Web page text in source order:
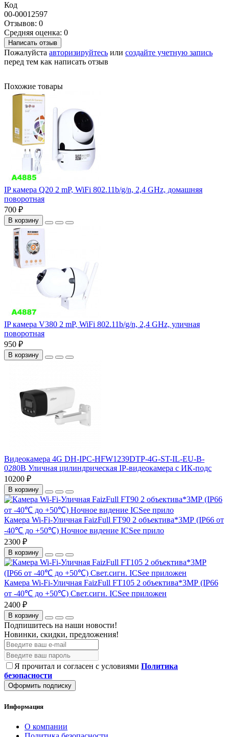
Код
00-00012597
Отзывов: 0
Средняя оценка: 0
Написать отзыв
Пожалуйста авторизируйтесь или создайте учетную запись
перед тем как написать отзыв
Похожие товары
IP камера Q20 2 mP, WiFi 802.11b/g/n, 2,4 GHz, домашняя
поворотная
700 ₽
В корзину
IP камера V380 2 mP, WiFi 802.11b/g/n, 2,4 GHz, уличная
поворотная
950 ₽
В корзину
Видеокамера 4G DH-IPC-HFW1239DTP-4G-ST-IL-EU-B-
0280B Уличная цилиндрическая IP-видеокамера с ИК-подс
10200 ₽
В корзину
Камера Wi-Fi-Уличная FaizFull FT90 2 объектива*3МР (IP66 от
-40℃ до +50℃) Ночное видение ICSee прило
2300 ₽
В корзину
Камера Wi-Fi-Уличная FaizFull FT105 2 объектива*3МР (IP66
от -40℃ до +50℃) Свет.сигн. ICSee приложен
2400 ₽
В корзину
Подпишитесь на наши новости!
Новинки, скидки, предложения!
Я прочитал и согласен с условиями Политика
безопасности
Оформить подписку
Информация
О компании